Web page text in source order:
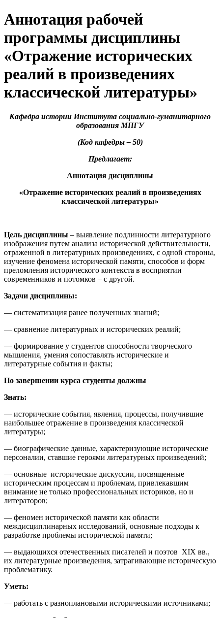
Аннотация рабочей
программы дисциплины
«Отражение исторических
реалий в произведениях
классической литературы»
Кафедра истории Института социально-гуманитарного
образования МПГУ
(Код кафедры – 50)
Предлагает:
Аннотация дисциплины
«Отражение исторических реалий в произведениях
классической литературы»
Цель дисциплины – выявление подлинности литературного
изображения путем анализа исторической действительности,
отраженной в литературных произведениях, с одной стороны,
изучение феномена исторической памяти, способов и форм
преломления исторического контекста в восприятии
современников и потомков – с другой.
Задачи дисциплины:
— систематизация ранее полученных знаний;
— сравнение литературных и исторических реалий;
— формирование у студентов способности творческого
мышления, умения сопоставлять исторические и
литературные события и факты;
По завершении курса студенты должны
Знать:
— исторические события, явления, процессы, получившие
наибольшее отражение в произведения классической
литературы;
— биографические данные, характеризующие исторические
персоналии, ставшие героями литературных произведений;
— основные исторические дискуссии, посвященные
историческим процессам и проблемам, привлекавшим
внимание не только профессиональных историков, но и
литераторов;
— феномен исторической памяти как области
междисциплинарных исследований, основные подходы к
разработке проблемы исторической памяти;
— выдающихся отечественных писателей и поэтов XIX вв.,
их литературные произведения, затрагивающие историческую
проблематику.
Уметь:
— работать с разноплановыми историческими источниками;